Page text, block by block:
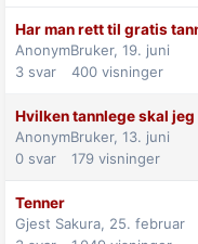
Har man rett til gratis
AnonymBruker, 19. juni
3 svar 400 visninger
Hvilken tannlege skal jeg
AnonymBruker, 13. juni
0 svar 179 visninger
Tenner
Gjest Sakura, 25. februar